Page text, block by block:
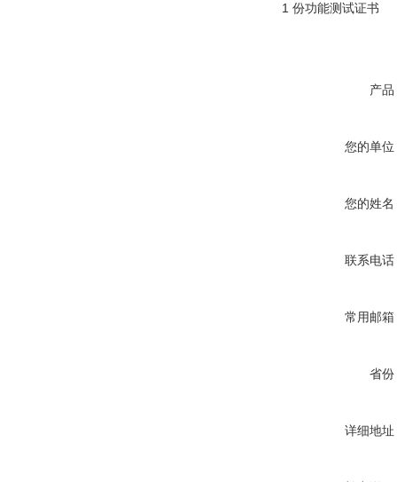
1 份功能测试证书
产品
您的单位
您的姓名
联系电话
常用邮箱
省份
详细地址